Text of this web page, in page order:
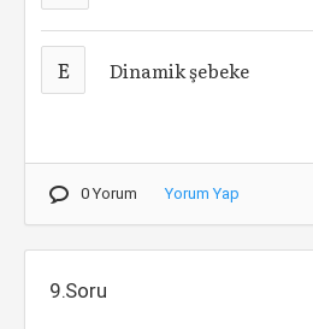
E Dinamik şebeke
0 Yorum Yorum Yap
9.Soru